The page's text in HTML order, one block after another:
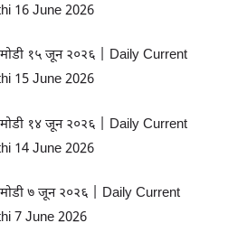
16 June 2026
१५ जून २०२६ | Daily Current
15 June 2026
१४ जून २०२६ | Daily Current
14 June 2026
७ जून २०२६ | Daily Current
7 June 2026